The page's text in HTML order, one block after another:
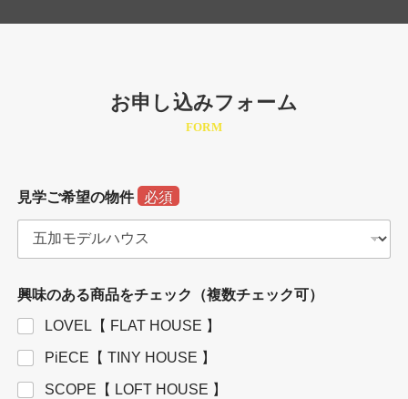
お申し込みフォーム
FORM
見学ご希望の物件 必須
興味のある商品をチェック（複数チェック可）
LOVEL【 FLAT HOUSE 】
PiECE【 TINY HOUSE 】
SCOPE【 LOFT HOUSE 】